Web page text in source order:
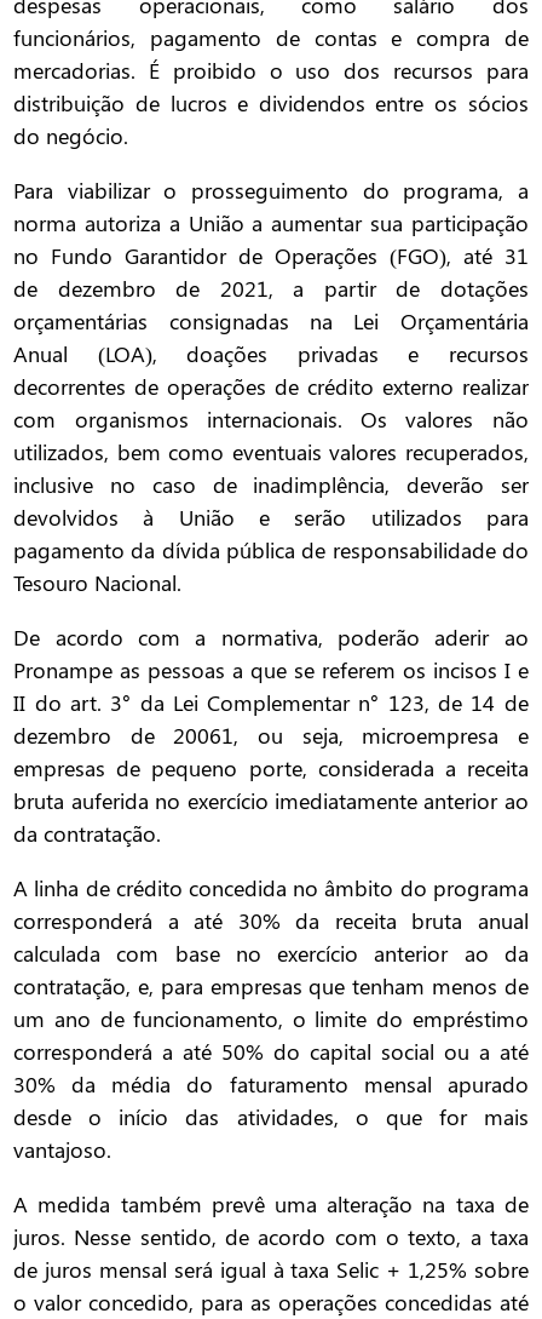
funcionários, pagamento de contas e compra de
mercadorias. É proibido o uso dos recursos para
distribuição de lucros e dividendos entre os sócios
do negócio.
Para viabilizar o prosseguimento do programa, a
norma autoriza a União a aumentar sua participação
no Fundo Garantidor de Operações (FGO), até 31
de dezembro de 2021, a partir de dotações
orçamentárias consignadas na Lei Orçamentária
Anual (LOA), doações privadas e recursos
decorrentes de operações de crédito externo realizar
com organismos internacionais. Os valores não
utilizados, bem como eventuais valores recuperados,
inclusive no caso de inadimplência, deverão ser
devolvidos à União e serão utilizados para
pagamento da dívida pública de responsabilidade do
Tesouro Nacional.
De acordo com a normativa, poderão aderir ao
Pronampe as pessoas a que se referem os incisos I e
II do art. 3° da Lei Complementar n° 123, de 14 de
dezembro de 20061, ou seja, microempresa e
empresas de pequeno porte, considerada a receita
bruta auferida no exercício imediatamente anterior ao
da contratação.
A linha de crédito concedida no âmbito do programa
corresponderá a até 30% da receita bruta anual
calculada com base no exercício anterior ao da
contratação, e, para empresas que tenham menos de
um ano de funcionamento, o limite do empréstimo
corresponderá a até 50% do capital social ou a até
30% da média do faturamento mensal apurado
desde o início das atividades, o que for mais
vantajoso.
A medida também prevê uma alteração na taxa de
juros. Nesse sentido, de acordo com o texto, a taxa
de juros mensal será igual à taxa Selic + 1,25% sobre
o valor concedido, para as operações concedidas até